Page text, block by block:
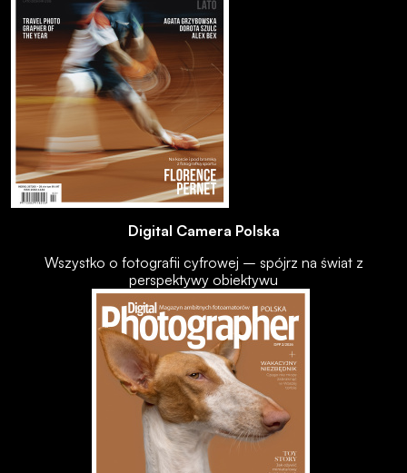
Digital Camera Polska
Wszystko o fotografii cyfrowej – spójrz na świat z
perspektywy obiektywu